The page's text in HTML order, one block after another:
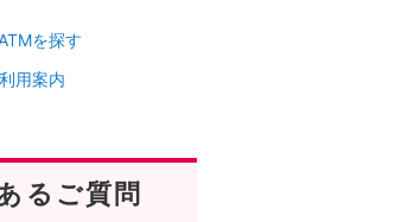
を探す
用案内
るご質問